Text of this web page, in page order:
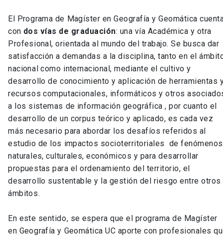
El Programa de Magíster en Geografía y Geomática
con dos vías de graduación: una vía Académica y otra
Profesional, orientada al mundo del trabajo. Se busca dar
satisfacción a demandas a la disciplina, tanto en el
nacional como internacional, mediante el cultivo y
desarrollo de conocimiento y aplicación de herramientas
recursos computacionales, informáticos y otros
a los sistemas de información geográfica , por cuanto el
desarrollo de un corpus teórico y aplicado, es cada vez
más necesario para abordar los desafíos referidos al
estudio de los impactos socioterritoriales de fenómenos
naturales, culturales, económicos y para desarrollar
propuestas para el ordenamiento del territorio, el
desarrollo sustentable y la gestión del riesgo entre otros
ámbitos.
En este sentido, se espera que el programa de Magíster
en Geografía y Geomática UC aporte con profesionales